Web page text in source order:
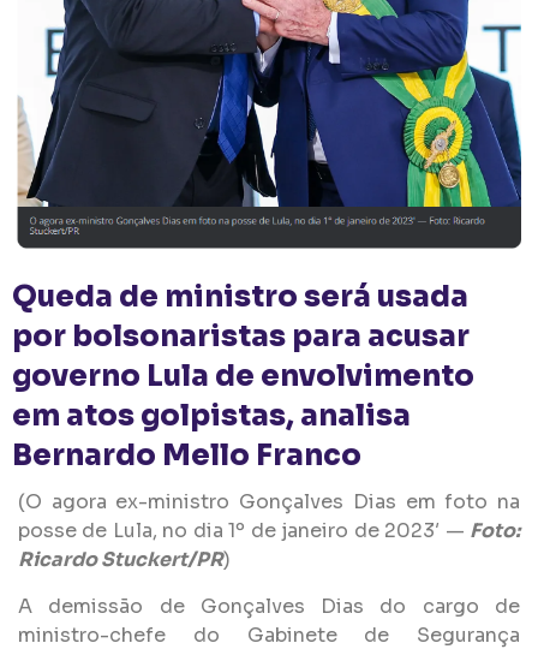
Queda de ministro será usada
por bolsonaristas para acusar
governo Lula de envolvimento
em atos golpistas, analisa
Bernardo Mello Franco
(O agora ex-ministro Gonçalves Dias em foto na
posse de Lula, no dia 1º de janeiro de 2023′ — Foto:
Ricardo Stuckert/PR)
A demissão de Gonçalves Dias do cargo de
ministro-chefe do Gabinete de Segurança